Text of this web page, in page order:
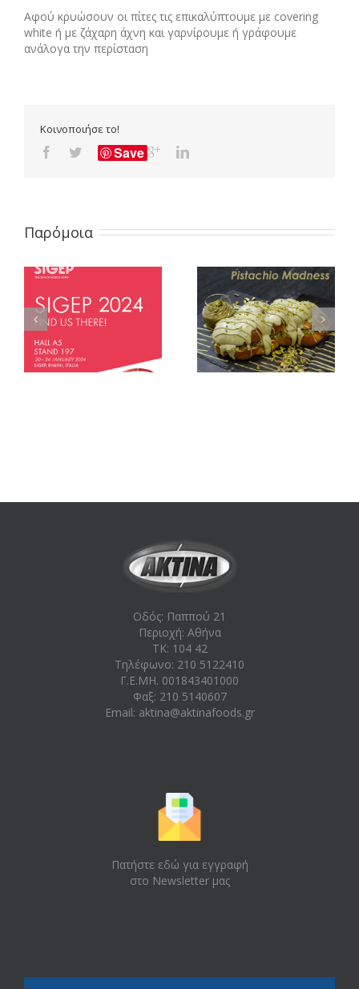
Αφού κρυώσουν οι πίτες τις επικαλύπτουμε με covering
white ή με ζάχαρη άχνη και γαρνίρουμε ή γράφουμε
ανάλογα την περίσταση
Κοινοποιήσε το!
Save
Παρόμοια
ΣΥΝΤΑΓΗ ΤΟΥ ΜΗΝΑ –
ΣΥΝΤΑΓΗ Τσουρέκι
Babka
Οδός: Παππού 21
Περιοχή: Aθήνα
ΤΚ: 104 42
Τηλέφωνο: 210 5122410
Γ.Ε.ΜΗ. 001843401000
Φαξ: 210 5140607
Email: aktina@aktinafoods.gr
Πατήστε εδώ για εγγραφή
στο Newsletter μας